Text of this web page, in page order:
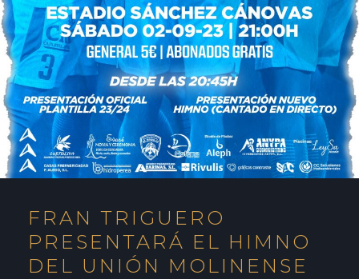
FRAN TRIGUERO
PRESENTARÁ EL HIMNO
DEL UNIÓN MOLINENSE